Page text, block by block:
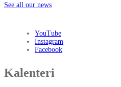
See all our news
YouTube
Instagram
Facebook
Kalenteri